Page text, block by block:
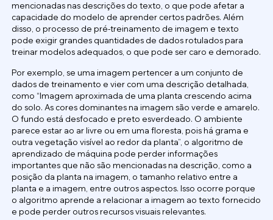
mencionadas nas descrições do texto, o que pode afetar a
capacidade do modelo de aprender certos padrões. Além
disso, o processo de pré-treinamento de imagem e texto
pode exigir grandes quantidades de dados rotulados para
treinar modelos adequados, o que pode ser caro e demorado.
Por exemplo, se uma imagem pertencer a um conjunto de
dados de treinamento e vier com uma descrição detalhada,
como “Imagem aproximada de uma planta crescendo acima
do solo. As cores dominantes na imagem são verde e amarelo.
O fundo está desfocado e preto esverdeado. O ambiente
parece estar ao ar livre ou em uma floresta, pois há grama e
outra vegetação visível ao redor da planta”, o algoritmo de
aprendizado de máquina pode perder informações
importantes que não são mencionadas na descrição, como a
posição da planta na imagem, o tamanho relativo entre a
planta e a imagem, entre outros aspectos. Isso ocorre porque
o algoritmo aprende a relacionar a imagem ao texto fornecido
e pode perder outros recursos visuais relevantes.